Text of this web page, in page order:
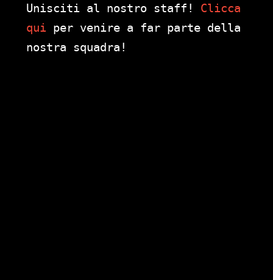
Unisciti al nostro staff! Clicca
qui per venire a far parte della
nostra squadra!